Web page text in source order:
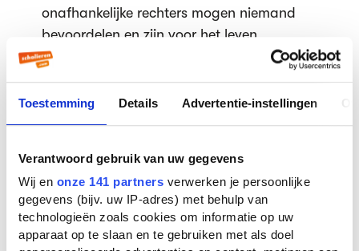
Toestemming Details Advertentie-instellingen
Verantwoord gebruik van uw gegevens
Wij en onze 141 partners verwerken je persoonlijke
gegevens (bijv. uw IP-adres) met behulp van
technologieën zoals cookies om informatie op uw
apparaat op te slaan en te gebruiken met als doel
onafhankelijke rechters mogen niemand
bevoordelen en zijn voor het leven
benoemd, salaris is bij de wet geregeld en
het aantal rechters in elke rechtszaak staat
van tevoren vast
proces-verbaal: schriftelijke vastlegging
rechtszitting is gezegd
sector Kanton: onderdeel van
arrondissementsrechtbank die
overtredingen, strafrecht en burgerlijke